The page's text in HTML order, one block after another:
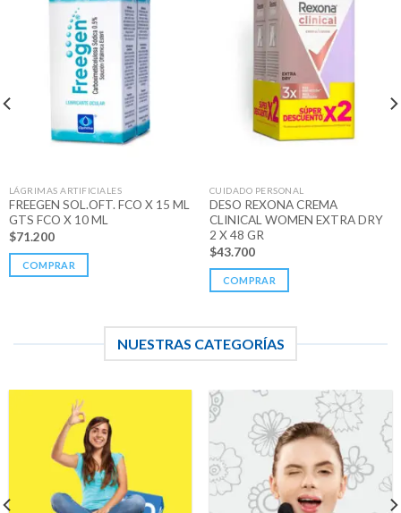
LÁGRIMAS ARTIFICIALES
FREEGEN SOL.OFT. FCO X 15 ML
GTS FCO X 10 ML
$71.200
COMPRAR
CUIDADO PERSONAL
DESO REXONA CREMA
CLINICAL WOMEN EXTRA DRY
2 X 48 GR
$43.700
COMPRAR
NUESTRAS CATEGORÍAS